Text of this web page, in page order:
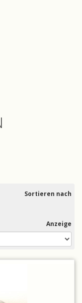
Sortieren nach
Anzeige